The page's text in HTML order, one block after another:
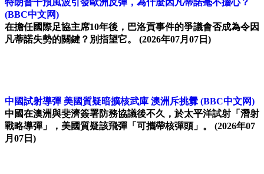
特朗普干預風波引發歐洲反彈，為什麼因凡蒂諾毫不擔心？
(BBC中文网)
在擔任國際足協主席10年後，巴洛貢事件的爭議會否成為令因
凡蒂諾失勢的關鍵？別指望它。
(2026年07月07日)
中國試射導彈 美國質疑暗擴核武庫 澳洲斥挑釁 (BBC中文网)
中國在澳洲與斐濟簽署防務協議後不久，於太平洋試射「潛射
戰略導彈」，美國質疑該飛彈「可攜帶核彈頭」。
(2026年07
月07日)